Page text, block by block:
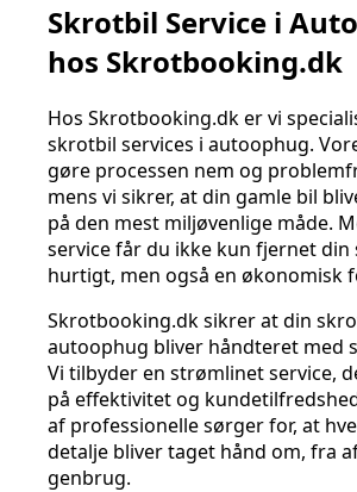
Skrotbil Service i
hos Skrotbooking.dk
Hos Skrotbooking.dk er vi
skrotbil services i autoophug.
gøre processen nem og
mens vi sikrer, at din gamle bil
på den mest miljøvenlige måde.
service får du ikke kun fjernet din
hurtigt, men også en økonomisk
Skrotbooking.dk sikrer at din
autoophug bliver håndteret med
Vi tilbyder en strømlinet service,
på effektivitet og
af professionelle sørger for, at
detalje bliver taget hånd om, fra
genbrug.